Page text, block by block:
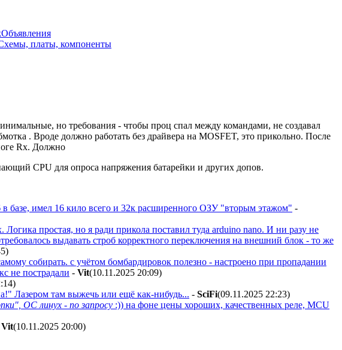
Объявления
платы, компоненты
но требования - чтобы проц спал между командами, не создавал
. Вроде должно работать без драйвера на MOSFET, это прикольно. После
Rx. Должно
CPU для опроса напряжения батарейки и других допов.
базе, имел 16 кило всего и 32к расширенного ОЗУ "вторым этажом" -
простая, но я ради прикола поставил туда arduino nano. И ни разу не
выдавать строб корректного переключения на внешний блок - то же
)
собирать. с учётом бомбардировок полезно - настроено при пропадании
не пострадали - Vit(10.11.2025 20:09)
)
Лазером там выжечь или ещё как-нибудь... - SciFi(09.11.2025 22:23)
ОС линух - по запросу :)) на фоне цены хороших, качественных реле, MCU
Vit(10.11.2025 20:00)